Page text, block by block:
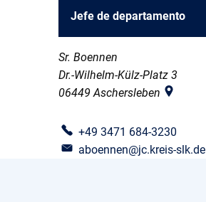
Jefe de departamento
Sr. Boennen
Dr.-Wilhelm-Külz-Platz 3
06449 Aschersleben
+49 3471 684-3230
aboennen@jc.kreis-slk.de